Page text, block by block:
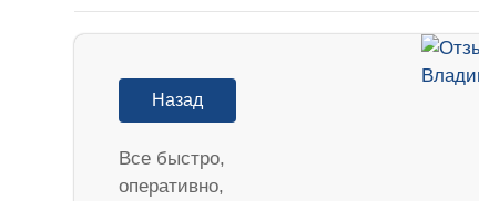
Назад
Все быстро,
оперативно,